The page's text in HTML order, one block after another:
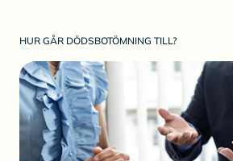
HUR GÅR DÖDSBOTÖMNING TILL?